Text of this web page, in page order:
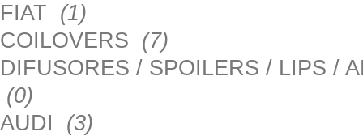
FIAT (1)
COILOVERS (7)
DIFUSORES / SPOILERS / LIPS /
(0)
AUDI (3)